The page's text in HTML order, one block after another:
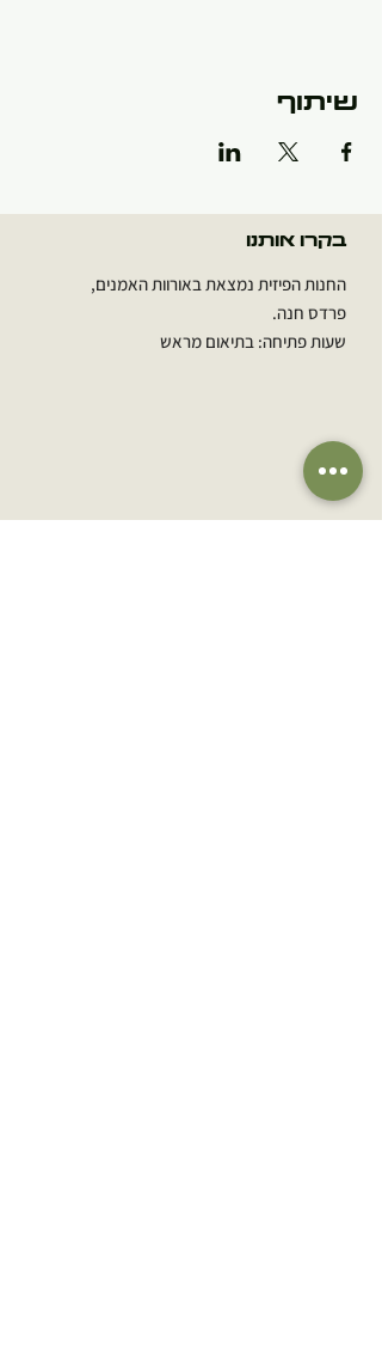
שיתוף
בקרו אותנו
החנות הפיזית נמצאת באורוות האמנים,
פרדס חנה.
שעות פתיחה: בתיאום מראש